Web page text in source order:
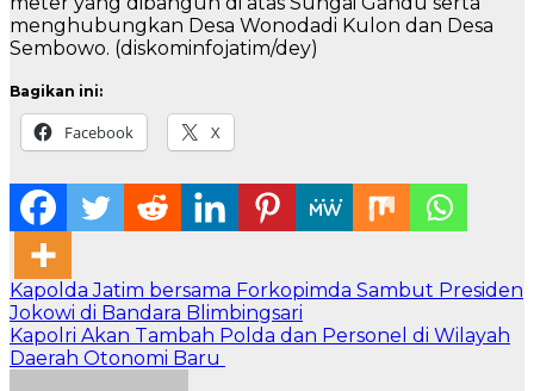
menghubungkan Desa Wonodadi Kulon dan Desa
Sembowo. (diskominfojatim/dey)
Bagikan ini:
Facebook X
Navigasi
pos
Kapolda Jatim bersama Forkopimda Sambut Presiden
Jokowi di Bandara Blimbingsari
Kapolri Akan Tambah Polda dan Personel di Wilayah
Daerah Otonomi Baru